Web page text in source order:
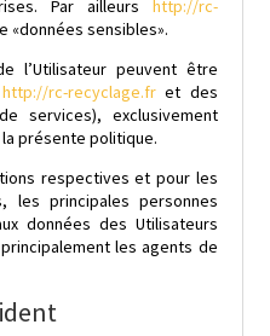
Par ailleurs
http://rc-
«données sensibles».
l’Utilisateur peuvent être
http://rc-recyclage.fr et des
services), exclusivement
présente politique.
respectives et pour les
les principales personnes
données des Utilisateurs
les agents de